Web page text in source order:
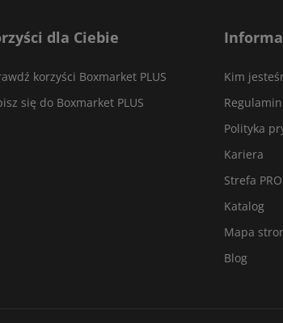
dla Ciebie
korzyści Boxmarket PLUS
się do Boxmarket PLUS
Kim
Regulamin
Polityka
Kariera
Strefa PRO
Katalog
Mapa
Blog